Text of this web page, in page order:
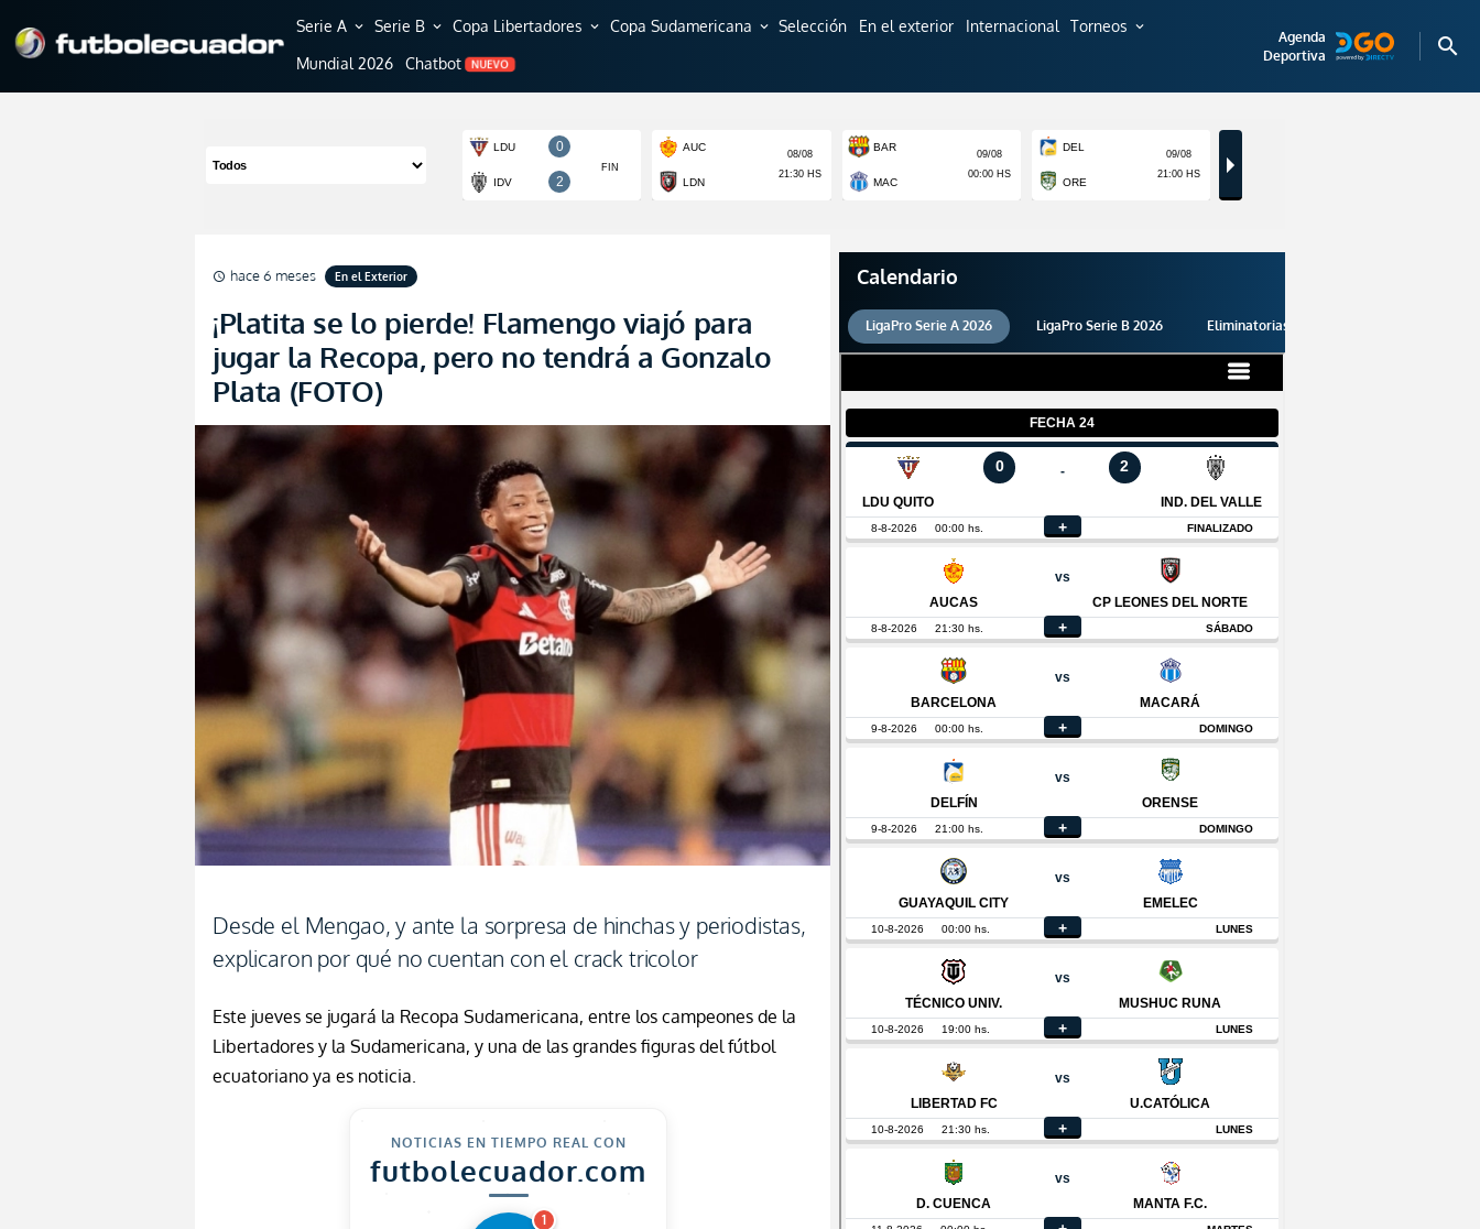
Serie A expand_more Serie B expand_more Copa Libertadores expand_more Copa Sudamericana expand_more Selección En el exterior Internacional Torneos expand_more
Mundial 2026 Chatbot NUEVO
Agenda
Deportiva
search
schedule hace 6 meses En el Exterior
¡Platita se lo pierde! Flamengo viajó para
jugar la Recopa, pero no tendrá a Gonzalo
Plata (FOTO)
Desde el Mengao, y ante la sorpresa de hinchas y periodistas,
explicaron por qué no cuentan con el crack tricolor
Este jueves se jugará la Recopa Sudamericana, entre los campeones de la
Libertadores y la Sudamericana, y una de las grandes figuras del fútbol
ecuatoriano ya es noticia.
NOTICIAS EN TIEMPO REAL CON
futbolecuador.com
1
Calendario
LigaPro Serie A 2026 LigaPro Serie B 2026 Eliminatorias 2026